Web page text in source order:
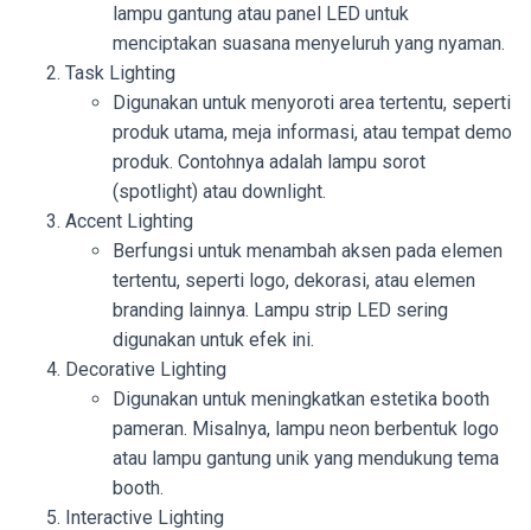
lampu gantung atau panel LED untuk
menciptakan suasana menyeluruh yang nyaman.
Task Lighting
Digunakan untuk menyoroti area tertentu, seperti
produk utama, meja informasi, atau tempat demo
produk. Contohnya adalah lampu sorot
(spotlight) atau downlight.
Accent Lighting
Berfungsi untuk menambah aksen pada elemen
tertentu, seperti logo, dekorasi, atau elemen
branding lainnya. Lampu strip LED sering
digunakan untuk efek ini.
Decorative Lighting
Digunakan untuk meningkatkan estetika booth
pameran. Misalnya, lampu neon berbentuk logo
atau lampu gantung unik yang mendukung tema
booth.
Interactive Lighting